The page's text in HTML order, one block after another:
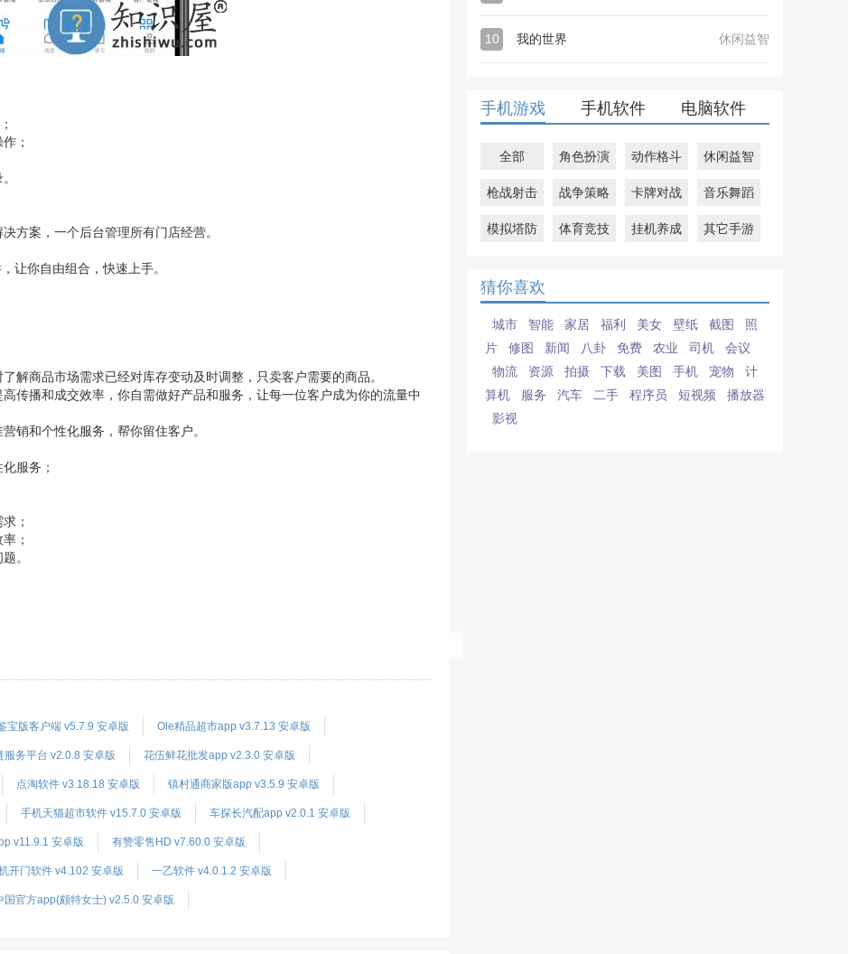
；
方案，一个后台管理所有门店经营。
让你自由组合，快速上手。
解商品市场需求已经对库存变动及时调整，只卖客户需要的商品。
传播和成交效率，你自需做好产品和服务，让每一位客户成为你的流量中
销和个性化服务，帮你留住客户。
服务；
；
；
。
宝版客户端 v5.7.9 安卓版 Ole精品超市app v3.7.13 安卓版
服务平台 v2.0.8 安卓版 花伍鲜花批发app v2.3.0 安卓版
点淘软件 v3.18.18 安卓版 镇村通商家版app v3.5.9 安卓版
手机天猫超市软件 v15.7.0 安卓版 车探长汽配app v2.0.1 安卓版
v11.9.1 安卓版 有赞零售HD v7.60.0 安卓版
开门软件 v4.102 安卓版 一乙软件 v4.0.1.2 安卓版
国官方app(颇特女士) v2.5.0 安卓版
10 我的世界 休闲益智
手机游戏 手机软件 电脑软件
全部 角色扮演 动作格斗 休闲益智
枪战射击 战争策略 卡牌对战 音乐舞蹈
模拟塔防 体育竞技 挂机养成 其它手游
猜你喜欢
城市 智能 家居 福利 美女 壁纸 截图
照
片
修图 新闻 八卦 免费 农业 司机
会议
物流
资源 拍摄 下载 美图 手机 宠物
计
算机
服务 汽车 二手 程序员 短视频
播放器
影视